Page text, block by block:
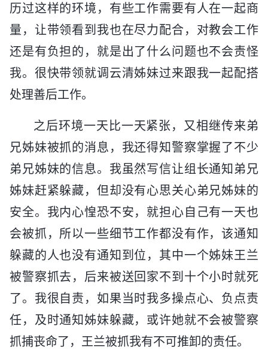
历过这样的环境，有些工作需要有人在一起商
量，让带领看到我也在尽力配合，对教会工作
还是有负担的，就是出了什么问题也不会责怪
我。很快带领就调云清姊妹过来跟我一起配搭
处理善后工作。
之后环境一天比一天紧张，又相继传来弟
兄姊妹被抓的消息，我还得知警察掌握了不少
弟兄姊妹的信息。我虽然写信让组长通知弟兄
姊妹赶紧躲藏，但却没有心思关心弟兄姊妹的
安全。我内心惶恐不安，就担心自己有一天也
会被抓，所以一些细节工作都没有作，该通知
躲藏的人也没有通知到位，其中一个姊妹王兰
被警察抓去，后来被送回家不到十个小时就死
了。我很自责，如果当时我多操点心、负点责
任，及时通知姊妹躲藏，或许她就不会被警察
抓捕丧命了，王兰被抓我有不可推卸的责任。